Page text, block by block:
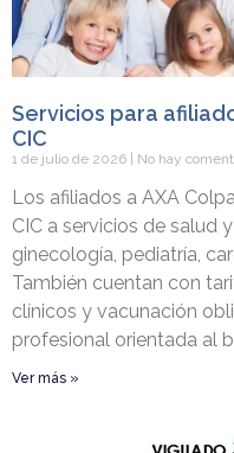
Servicios para
CIC
1 de julio de 2026 No hay
Los afiliados a AXA
CIC a servicios de salud
ginecología, pediatría,
También cuentan con
clínicos y vacunación
profesional orientada al
Ver más »